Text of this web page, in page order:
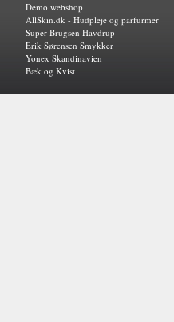
Demo webshop
AllSkin.dk - Hudpleje og parfurmer
Super Brugsen Havdrup
Erik Sørensen Smykker
Yonex Skandinavien
Bæk og Kvist